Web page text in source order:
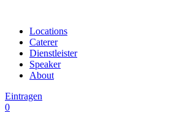
Locations
Caterer
Dienstleister
Speaker
About
Eintragen
0